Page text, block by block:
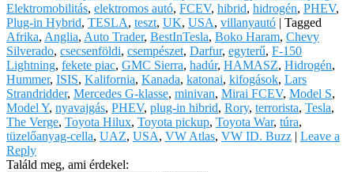
Elektromobilitás, elektromos autó, FCEV, hibrid, hidrogén, PHEV,
Plug-in Hybrid, TESLA, teszt, UK, USA, villanyautó | Tagged
Afrika, Anglia, Auto Trader, BestInTesla, Boko Haram, Chevy
Silverado, csecsenföldi, csempészet, Darfur, egyterű, F-150
Lightning, fekete piac, GMC Sierra, hadúr, HAMASZ, Hidrogén,
Hummer, ISIS, Kalifornia, Kanada, katonai, kifogások, Lars
Strandridder, Mercedes G-klasse, minivan, Mirai FCEV, Model S,
Model Y, nyavajgás, PHEV, plug-in hibrid, Rory, terrorista, Tesla,
The Verge, Toyota Hilux, Toyota pickup, Toyota War, túra,
tüzelőanyag-cella, UAZ, USA, VW Atlas, VW ID. Buzz | Leave a
Reply
Találd meg, ami érdekel: